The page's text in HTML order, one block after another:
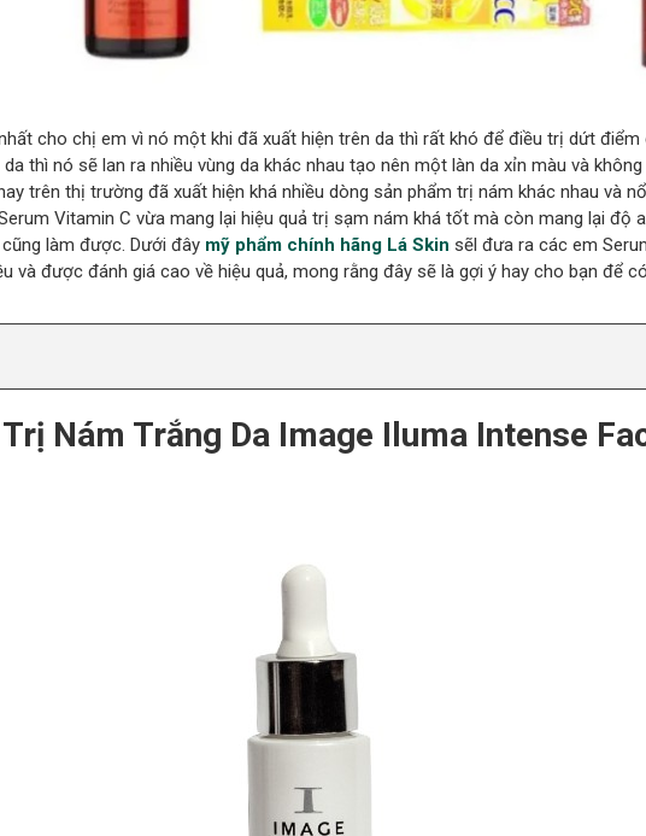
cho chị em vì nó một khi đã xuất hiện trên da thì rất khó để điều trị dứt điểm
thì nó sẽ lan ra nhiều vùng da khác nhau tạo nên một làn da xỉn màu và
trên thị trường đã xuất hiện khá nhiều dòng sản phẩm trị nám khác nhau và
Vitamin C vừa mang lại hiệu quả trị sạm nám khá tốt mà còn mang lại độ
làm được. Dưới đây mỹ phẩm chính hãng Lá Skin sẽl đưa ra các em
và được đánh giá cao về hiệu quả, mong rằng đây sẽ là gợi ý hay cho bạn để
Nám Trắng Da Image Iluma Intense